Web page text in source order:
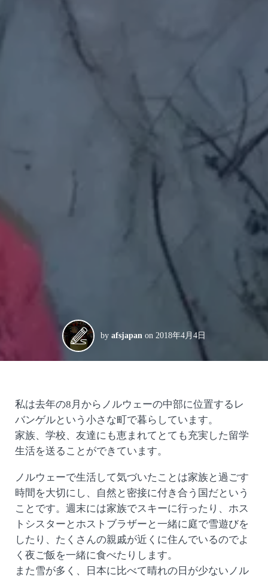
by afsjapan on 2018年4月4日
私は去年の8月からノルウェーの中部に位置するレ
バンゲルという小さな町で暮らしています。
家族、学校、友達にも恵まれてとても充実した留学
生活を送ることができています。
ノルウェーで生活して気づいたことは家族と過ごす
時間を大切にし、自然と密接に付き合う国だという
ことです。週末には家族でスキーに行ったり、ホス
トシスターとホストブラザーと一緒に庭で雪遊びを
したり、たくさんの親戚が近くに住んでいるのでよ
く夜ご飯を一緒に食べたりします。
また雪が多く、日本に比べて晴れの日が少ないノル